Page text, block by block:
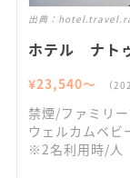
出典：
ホテル ナト
¥23,540〜 （
禁煙/ファミリ
ウェルカムベビ
※2名利用時/人